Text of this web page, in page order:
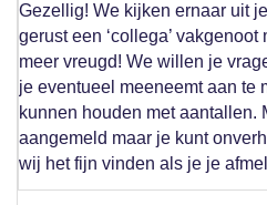
Gezellig! We kijken ernaar uit
gerust een ‘collega’ vakgenoot
meer vreugd! We willen je
je eventueel meeneemt aan te
kunnen houden met aantallen.
aangemeld maar je kunt
wij het fijn vinden als je je